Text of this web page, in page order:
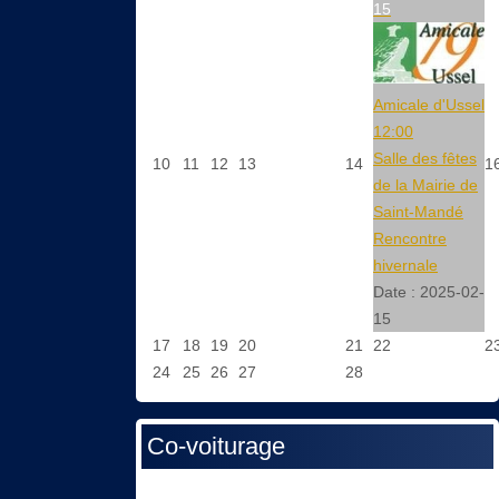
10 11 12 13 14
15
Amicale d'Ussel
12:00
Salle des fêtes
de la Mairie de
Saint-Mandé
Rencontre
hivernale
Date : 2025-02-
15
17 18 19 20 21 22
24
25 26 27 28
Co-voiturage